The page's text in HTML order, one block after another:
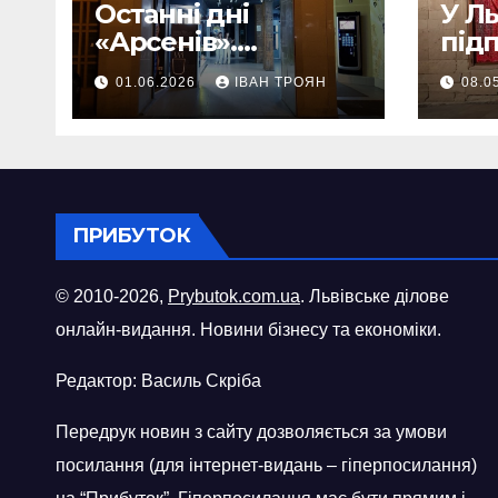
Останні дні
«Арсенів».
Фоторепортаж
01.06.2026 ІВАН ТРОЯН
У
ПРИБУТОК
© 2010-2026, Prybutok.com.ua. Львівське ділове
онлайн-видання. Новини бізнесу та економіки.
Редактор: Василь Скріба
Передрук новин з сайту дозволяється за умови
посилання (для інтернет-видань – гіперпосилання)